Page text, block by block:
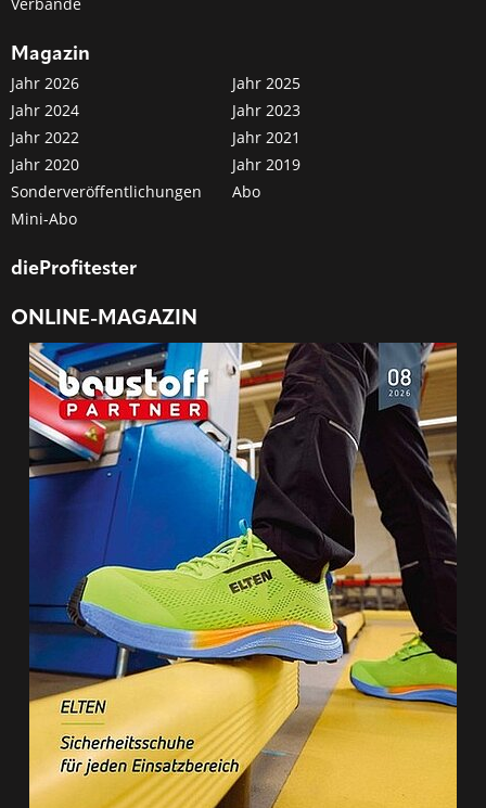
Magazin
Jahr 2026
Jahr 2025
Jahr 2024
Jahr 2023
Jahr 2022
Jahr 2021
Jahr 2020
Jahr 2019
Sonderveröffentlichungen
Abo
Mini-Abo
dieProfitester
ONLINE-MAGAZIN